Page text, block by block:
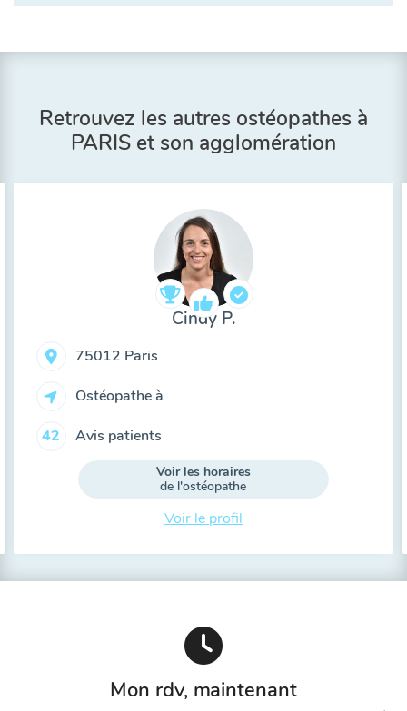
Retrouvez les autres ostéopathes à
PARIS et son agglomération
Cindy P.
75012 Paris
Ostéopathe à
42 Avis patients
Voir les horaires
de l'ostéopathe
Voir le profil
Mon rdv, maintenant